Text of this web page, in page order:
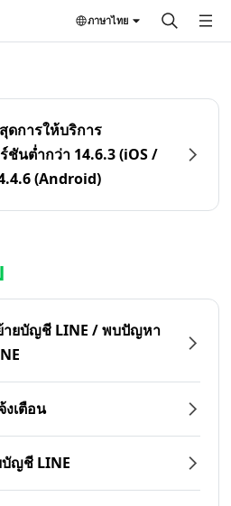
ภาษาไทย
ดการให้บริการ
ชันต่ำกว่า 14.6.3 (iOS /
(Android)
ายบัญชี LINE / พบปัญหา
เตือน
บัญชี LINE